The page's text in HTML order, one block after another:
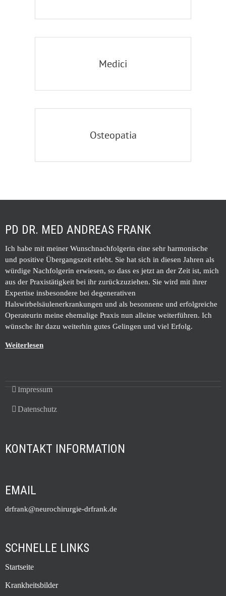
Medici
Osteopatia
PD DR. MED ANDREAS FRANK
Ich habe mit meiner Wunschnachfolgerin eine sehr harmonische
und positive Übergangszeit erlebt. Sie hat sich in diesen Jahren als
würdige Nachfolgerin erwiesen, so dass es jetzt an der Zeit ist, mich
aus der Praxistätigkeit bei ihr zurückzuziehen. Sie wird mit ihrer
Expertise insbesondere bei degenerativen
Halswirbelsäulenerkrankungen und als besonnene und erfolgreiche
Operateurin meine ehemalige Praxis nun alleine weiterführen. Ich
wünsche ihr dazu weiterhin gutes Gelingen und viel Erfolg.
Weiterlesen
Impressum
Datenschutz
KONTAKT INFORMATION
EMAIL
drfrank@neurochirurgie-drfrank.de
SCHNELLE LINKS
Startseite
Krankheitsbilder